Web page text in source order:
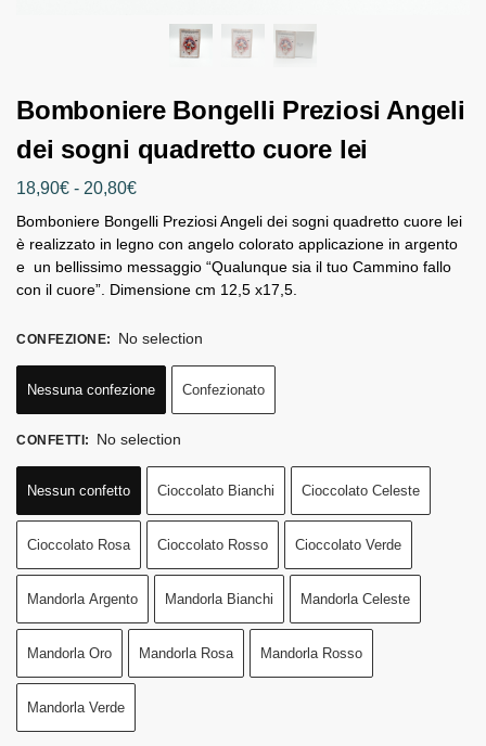
Bomboniere Bongelli Preziosi Angeli
dei sogni quadretto cuore lei
18,90€ - 20,80€
Bomboniere Bongelli Preziosi Angeli dei sogni quadretto cuore lei
è realizzato in legno con angelo colorato applicazione in argento
e un bellissimo messaggio “Qualunque sia il tuo Cammino fallo
con il cuore”. Dimensione cm 12,5 x17,5.
CONFEZIONE: No selection
Nessuna confezione Confezionato
CONFETTI: No selection
Nessun confetto Cioccolato Bianchi Cioccolato Celeste
Cioccolato Rosa Cioccolato Rosso Cioccolato Verde
Mandorla Argento Mandorla Bianchi Mandorla Celeste
Mandorla Oro Mandorla Rosa Mandorla Rosso
Mandorla Verde